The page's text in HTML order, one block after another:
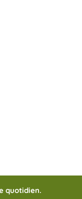
quotidien.